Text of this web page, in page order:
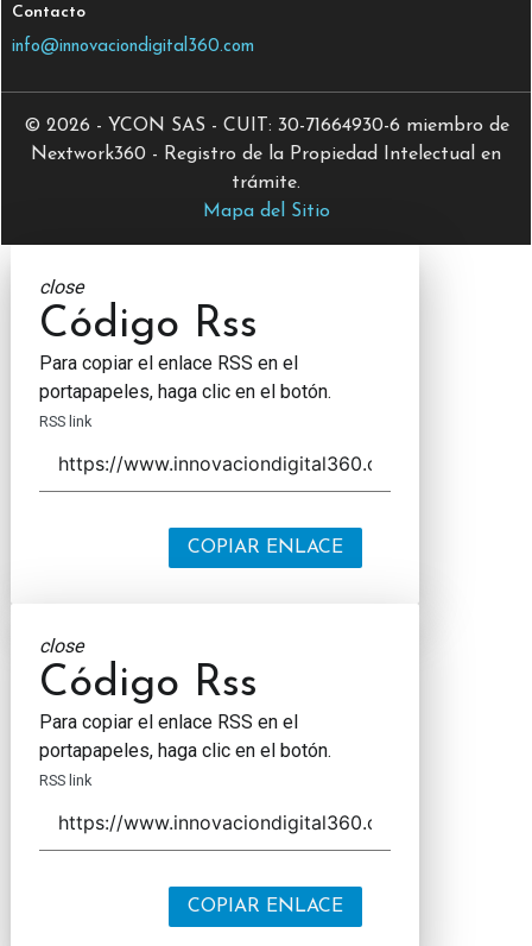
Contacto
info@innovaciondigital360.com
© 2026 - YCON SAS - CUIT: 30-71664930-6 miembro de
Nextwork360 - Registro de la Propiedad Intelectual en
trámite.
Mapa del Sitio
close
Código Rss
Para copiar el enlace RSS en el
portapapeles, haga clic en el botón.
RSS link
COPIAR ENLACE
close
Código Rss
Para copiar el enlace RSS en el
portapapeles, haga clic en el botón.
RSS link
COPIAR ENLACE